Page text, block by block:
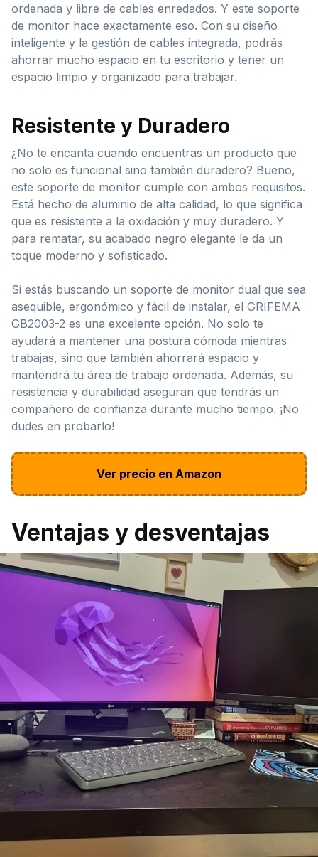
ordenada y libre de cables enredados. Y este soporte
de monitor hace exactamente eso. Con su diseño
inteligente y la gestión de cables integrada, podrás
ahorrar mucho espacio en tu escritorio y tener un
espacio limpio y organizado para trabajar.
Resistente y Duradero
¿No te encanta cuando encuentras un producto que
no solo es funcional sino también duradero? Bueno,
este soporte de monitor cumple con ambos requisitos.
Está hecho de aluminio de alta calidad, lo que significa
que es resistente a la oxidación y muy duradero. Y
para rematar, su acabado negro elegante le da un
toque moderno y sofisticado.
Si estás buscando un soporte de monitor dual que sea
asequible, ergonómico y fácil de instalar, el GRIFEMA
GB2003-2 es una excelente opción. No solo te
ayudará a mantener una postura cómoda mientras
trabajas, sino que también ahorrará espacio y
mantendrá tu área de trabajo ordenada. Además, su
resistencia y durabilidad aseguran que tendrás un
compañero de confianza durante mucho tiempo. ¡No
dudes en probarlo!
Ver precio en Amazon
Ventajas y desventajas